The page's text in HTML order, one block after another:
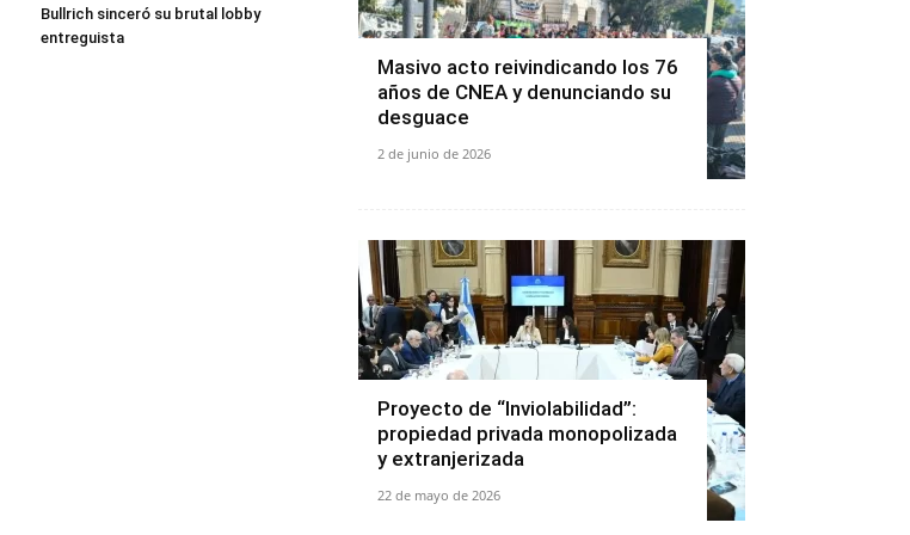
Bullrich sinceró su brutal lobby
entreguista
Masivo acto reivindicando los 76
años de CNEA y denunciando su
desguace
2 de junio de 2026
Proyecto de “Inviolabilidad”:
propiedad privada monopolizada
y extranjerizada
22 de mayo de 2026